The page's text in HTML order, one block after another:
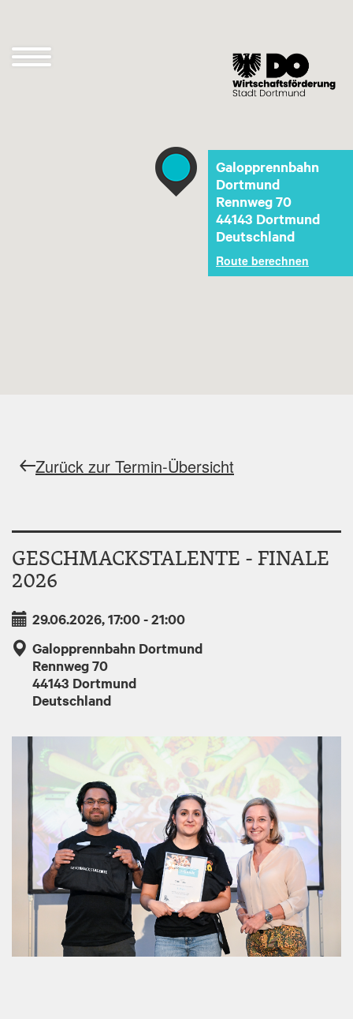
Navigation
Galopprennbahn
Dortmund
Rennweg 70
44143 Dortmund
Deutschland
Route berechnen
Zurück zur Termin-Übersicht
GESCHMACKSTALENTE - FINALE
2026
29.06.2026, 17:00-21:00
Galopprennbahn Dortmund
Rennweg 70
44143 Dortmund
Deutschland